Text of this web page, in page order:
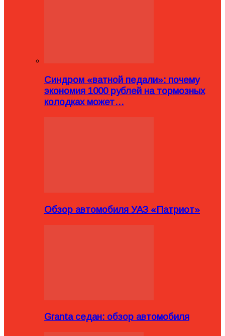
Синдром «ватной педали»: почему
экономия 1000 рублей на тормозных
колодках может…
Обзор автомобиля УАЗ «Патриот»
Granta седан: обзор автомобиля